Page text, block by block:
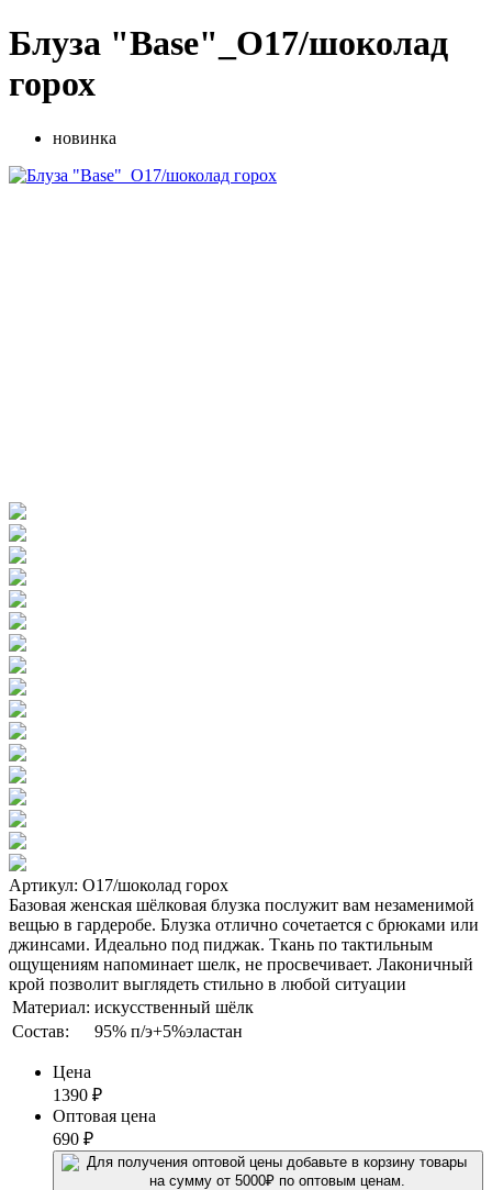
Блуза "Base"_О17/шоколад
горох
новинка
Артикул: О17/шоколад горох
Базовая женская шёлковая блузка послужит вам незаменимой
вещью в гардеробе. Блузка отлично сочетается с брюками или
джинсами. Идеально под пиджак. Ткань по тактильным
ощущениям напоминает шелк, не просвечивает. Лаконичный
крой позволит выглядеть стильно в любой ситуации
Материал: искусственный шёлк
Состав:
95% п/э+5%эластан
Цена
1390 ₽
Оптовая цена
690 ₽